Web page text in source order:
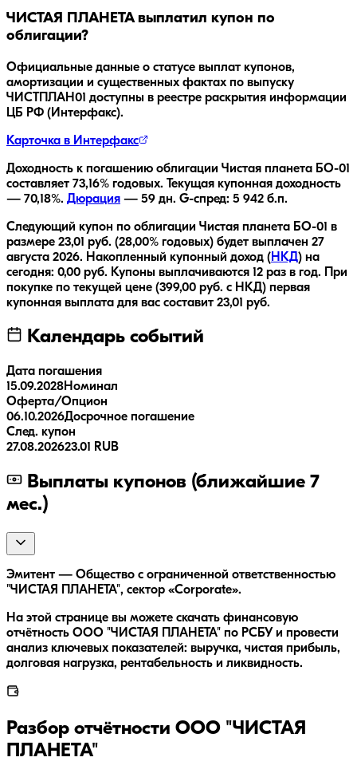
ЧИСТАЯ ПЛАНЕТАвыплатил купон по
облигации?
Официальные данные о статусе выплат купонов,
амортизации и существенных фактах по выпуску
ЧИСТПЛАН01 доступны в реестре раскрытия информации
ЦБ РФ (Интерфакс).
Карточка в Интерфакс
Доходность к погашению облигации Чистая планета БО-01
составляет 73,16% годовых. Текущая купонная доходность
— 70,18%. Дюрация — 59 дн. G-спред: 5 942 б.п.
Следующий купон по облигации Чистая планета БО-01 в
размере 23,01 руб. (28,00% годовых) будет выплачен 27
августа 2026. Накопленный купонный доход (НКД) на
сегодня: 0,00 руб. Купоны выплачиваются 12 раз в год. При
покупке по текущей цене (399,00 руб. с НКД) первая
купонная выплата для вас составит 23,01 руб.
Календарь событий
Дата погашения
15.09.2028Номинал
Оферта/Опцион
06.10.2026Досрочное погашение
След. купон
27.08.202623.01 RUB
Выплаты купонов (ближайшие 7
мес.)
Эмитент — Общество с ограниченной ответственностью
"ЧИСТАЯ ПЛАНЕТА", сектор «Corporate».
На этой странице вы можете скачать финансовую
отчётность ООО "ЧИСТАЯ ПЛАНЕТА" по РСБУ и провести
анализ ключевых показателей: выручка, чистая прибыль,
долговая нагрузка, рентабельность и ликвидность.
Разбор отчётности ООО "ЧИСТАЯ
ПЛАНЕТА"